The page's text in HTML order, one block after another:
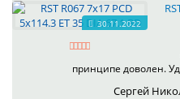
30.11.2022
принципе доволен.
Сергей